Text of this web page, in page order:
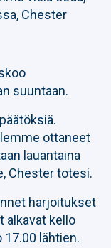
Chester
suuntaan.
ottaneet
lauantaina
Chester totesi.
harjoitukset
alkavat kello
17.00 lähtien.